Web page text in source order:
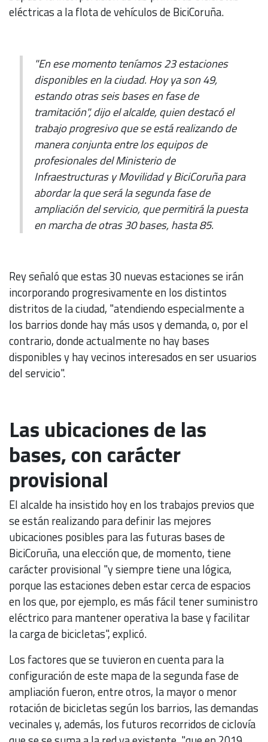
eléctricas a la flota de vehículos de BiciCoruña.
"En ese momento teníamos 23 estaciones
disponibles en la ciudad. Hoy ya son 49,
estando otras seis bases en fase de
tramitación", dijo el alcalde, quien destacó el
trabajo progresivo que se está realizando de
manera conjunta entre los equipos de
profesionales del Ministerio de
Infraestructuras y Movilidad y BiciCoruña para
abordar la que será la segunda fase de
ampliación del servicio, que permitirá la puesta
en marcha de otras 30 bases, hasta 85.
Rey señaló que estas 30 nuevas estaciones se irán
incorporando progresivamente en los distintos
distritos de la ciudad, "atendiendo especialmente a
los barrios donde hay más usos y demanda, o, por el
contrario, donde actualmente no hay bases
disponibles y hay vecinos interesados ​​en ser usuarios
del servicio".
Las ubicaciones de las
bases, con carácter
provisional
El alcalde ha insistido hoy en los trabajos previos que
se están realizando para definir las mejores
ubicaciones posibles para las futuras bases de
BiciCoruña, una elección que, de momento, tiene
carácter provisional "y siempre tiene una lógica,
porque las estaciones deben estar cerca de espacios
en los que, por ejemplo, es más fácil tener suministro
eléctrico para mantener operativa la base y facilitar
la carga de bicicletas", explicó.
Los factores que se tuvieron en cuenta para la
configuración de este mapa de la segunda fase de
ampliación fueron, entre otros, la mayor o menor
rotación de bicicletas según los barrios, las demandas
vecinales y, además, los futuros recorridos de ciclovía